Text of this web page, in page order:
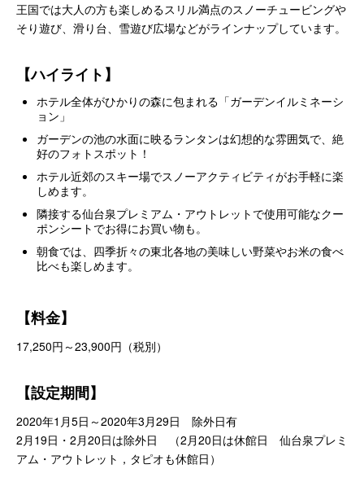
王国では大人の方も楽しめるスリル満点のスノーチュービングや
そり遊び、滑り台、雪遊び広場などがラインナップしています。
【ハイライト】
ホテル全体がひかりの森に包まれる「ガーデンイルミネーシ
ョン」
ガーデンの池の水面に映るランタンは幻想的な雰囲気で、絶
好のフォトスポット！
ホテル近郊のスキー場でスノーアクティビティがお手軽に楽
しめます。
隣接する仙台泉プレミアム・アウトレットで使用可能なクー
ポンシートでお得にお買い物も。
朝食では、四季折々の東北各地の美味しい野菜やお米の食べ
比べも楽しめます。
【料金】
17,250円～23,900円（税別）
【設定期間】
2020年1月5日～2020年3月29日 除外日有
2月19日・2月20日は除外日 （2月20日は休館日 仙台泉プレミ
アム・アウトレット，タピオも休館日）